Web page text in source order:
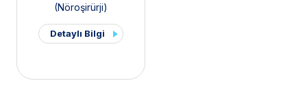
(Nöroşirürji)
Detaylı Bilgi